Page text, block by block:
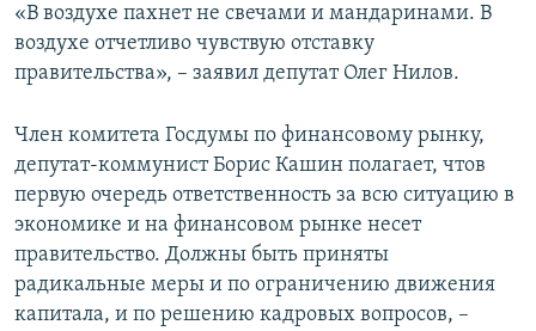
«В воздухе пахнет не свечами и мандаринами. В
воздухе отчетливо чувствую отставку
правительства», – заявил депутат Олег Нилов.
Член комитета Госдумы по финансовому рынку,
депутат-коммунист Борис Кашин полагает, чтов
первую очередь ответственность за всю ситуацию в
экономике и на финансовом рынке несет
правительство. Должны быть приняты
радикальные меры и по ограничению движения
капитала, и по решению кадровых вопросов, –